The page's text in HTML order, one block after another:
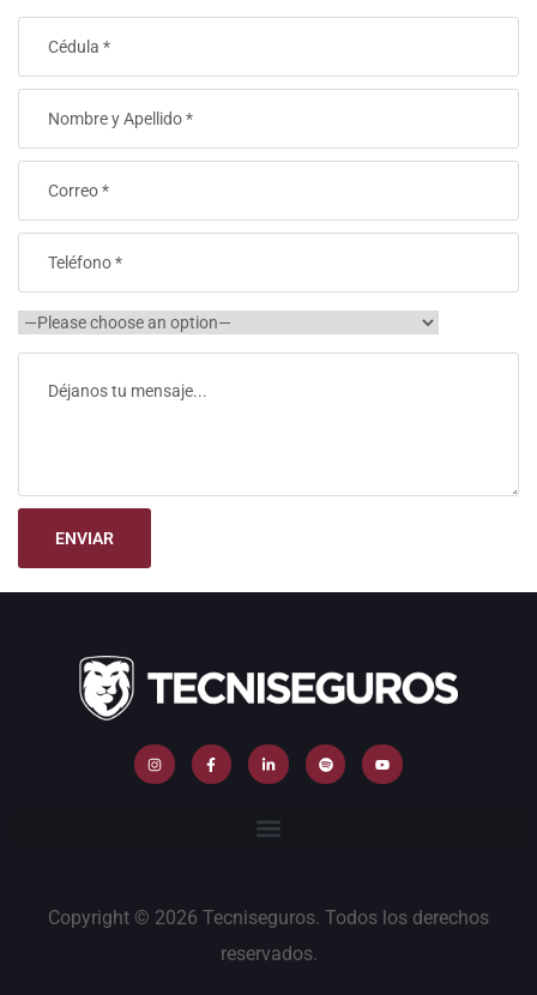
ENVIAR
Copyright © 2026 Tecniseguros. Todos los derechos
reservados.